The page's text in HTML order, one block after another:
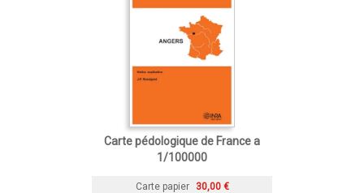
Carte pédologique de France a
1/100000
Carte papier 30,00 €